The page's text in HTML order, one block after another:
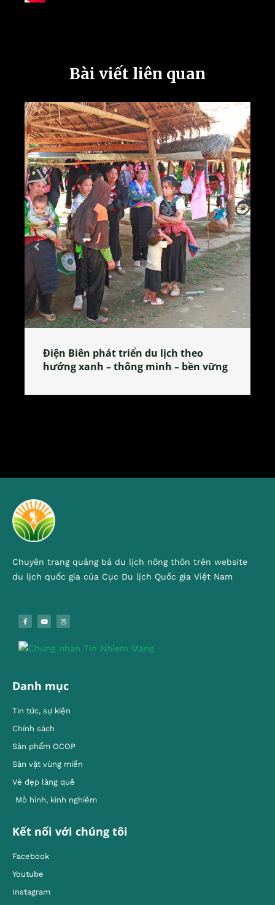
Bài viết liên quan
Làng làm bánh tẻ Phú Nhi – nơi lan
tỏa đặc sản xứ Đoài
Chuyên trang quảng bá du lịch nông thôn trên website
du lịch quốc gia của Cục Du lịch Quốc gia Việt Nam
Danh mục
Tin tức, sự kiện
Chính sách
Sản phẩm OCOP
Sản vật vùng miền
Vẻ đẹp làng quê
Mô hình, kinh nghiêm
Kết nối với chúng tôi
Facebook
Youtube
Instagram